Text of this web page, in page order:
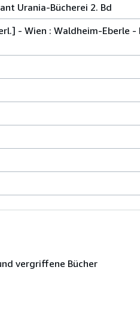
Urania-Bücherei 2. Bd
- Wien : Waldheim-Eberle
vergriffene Bücher